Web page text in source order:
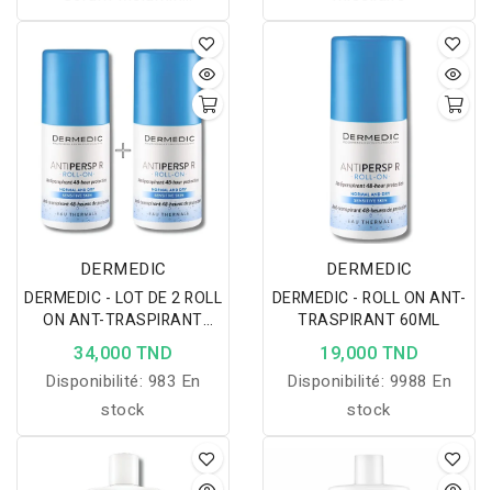
éclaircissant et anti-âge
de 30 ml, l'émulsion
Melumin éclaircissante et
anti-âge de 25 ml, ainsi
que la crème de jour
Melumin rajeunissante,
éclaircissante et anti-âge
SPF 50+ de 15 ml.
DERMEDIC
DERMEDIC - LOT DE 2 ROLL
ON ANT-TRASPIRANT
60ML
34,000 TND
Disponibilité: 983 En
stock
DERMEDIC
DERMEDIC - ROLL ON ANT-
TRASPIRANT 60ML
19,000 TND
Disponibilité: 9988 En
stock